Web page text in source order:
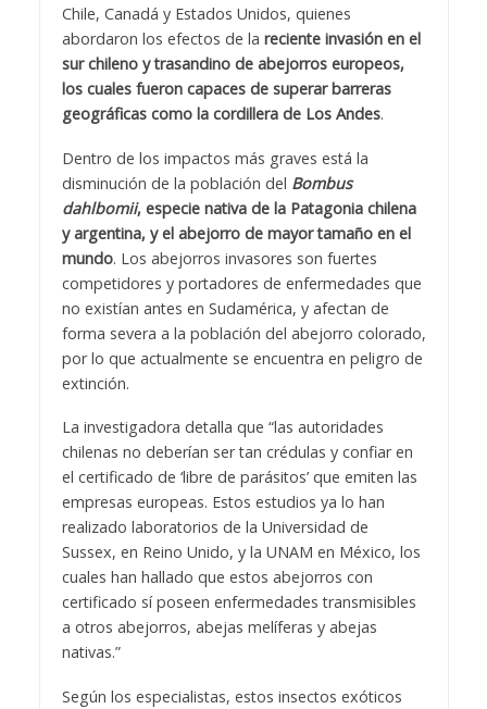
Chile, Canadá y Estados Unidos, quienes
abordaron los efectos de la reciente invasión en el
sur chileno y trasandino de abejorros europeos,
los cuales fueron capaces de superar barreras
geográficas como la cordillera de Los Andes.
Dentro de los impactos más graves está la
disminución de la población del Bombus
dahlbomii, especie nativa de la Patagonia chilena
y argentina, y el abejorro de mayor tamaño en el
mundo. Los abejorros invasores son fuertes
competidores y portadores de enfermedades que
no existían antes en Sudamérica, y afectan de
forma severa a la población del abejorro colorado,
por lo que actualmente se encuentra en peligro de
extinción.
La investigadora detalla que “las autoridades
chilenas no deberían ser tan crédulas y confiar en
el certificado de ‘libre de parásitos’ que emiten las
empresas europeas. Estos estudios ya lo han
realizado laboratorios de la Universidad de
Sussex, en Reino Unido, y la UNAM en México, los
cuales han hallado que estos abejorros con
certificado sí poseen enfermedades transmisibles
a otros abejorros, abejas melíferas y abejas
nativas.”
Según los especialistas, estos insectos exóticos